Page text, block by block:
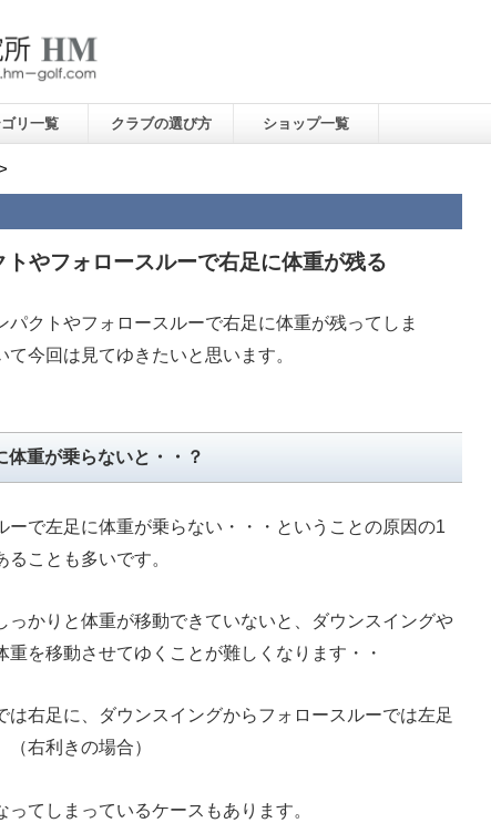
リ一覧 クラブの選び方 ショップ一覧
トやフォロースルーで右足に体重が残る
パクトやフォロースルーで右足に体重が残ってしま
今回は見てゆきたいと思います。
重が乗らないと・・？
ーで左足に体重が乗らない・・・ということの原因の1
ことも多いです。
っかりと体重が移動できていないと、ダウンスイングや
重を移動させてゆくことが難しくなります・・
は右足に、ダウンスイングからフォロースルーでは左足
右利きの場合）
てしまっているケースもあります。